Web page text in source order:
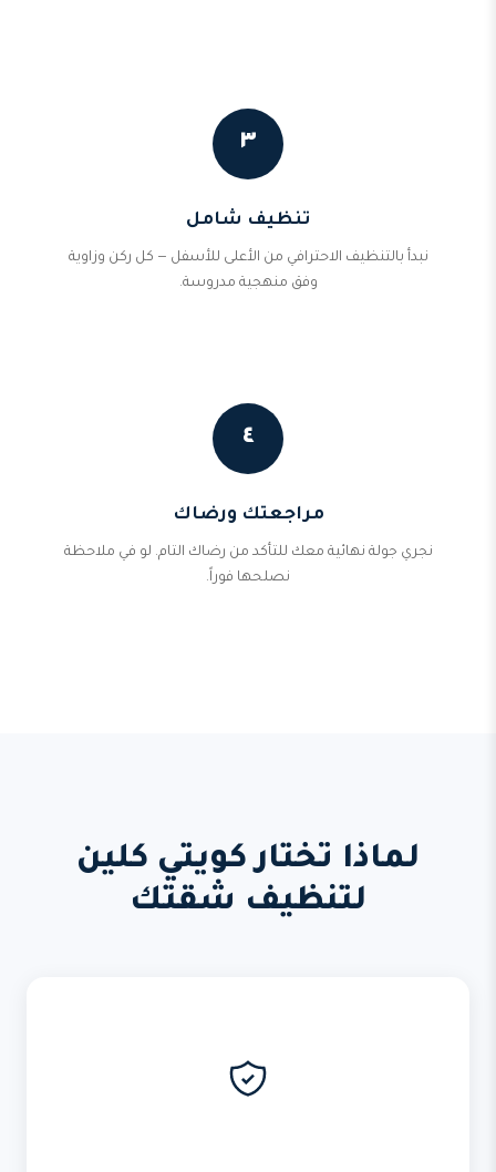
٣
تنظيف شامل
نبدأ بالتنظيف الاحترافي من الأعلى للأسفل — كل ركن وزاوية
وفق منهجية مدروسة.
٤
مراجعتك ورضاك
نجري جولة نهائية معك للتأكد من رضاك التام. لو في ملاحظة
نصلحها فوراً.
لماذا تختار كويتي كلين
لتنظيف شقتك